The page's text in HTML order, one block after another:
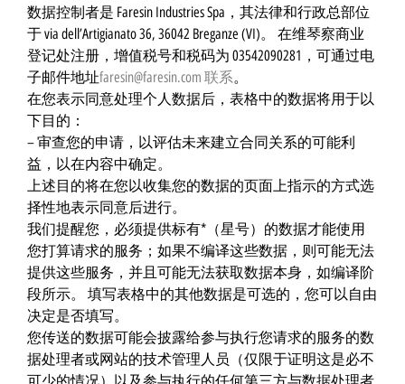
数据控制者是 Faresin Industries Spa，其法律和行政总部位
于 via dell’Artigianato 36, 36042 Breganze (VI)。 在维琴察商业
登记处注册，增值税号和税码为 03542090281，可通过电
子邮件地址faresin@faresin.com 联系。
在您表示同意处理个人数据后，表格中的数据将用于以
下目的：
– 审查您的申请，以评估未来建立合同关系的可能利
益，以在内容中确定。
上述目的将在您以收集您的数据的页面上指示的方式选
择性地表示同意后进行。
我们提醒您，必须提供标有*（星号）的数据才能使用
您打算请求的服务；如果不编译这些数据，则可能无法
提供这些服务，并且可能无法获取数据本身，如编译阶
段所示。 填写表格中的其他数据是可选的，您可以自由
决定是否填写。
您传送的数据可能会披露给参与执行您请求的服务的数
据处理者或网站的技术管理人员（仅限于证明这是必不